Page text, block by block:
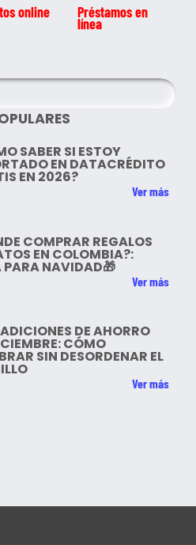
online Préstamos en
línea
SABER SI ESTOY
EN DATACRÉDITO
EN 2026?
Ver más
COMPRAR REGALOS
EN COLOMBIA?:
PARA NAVIDAD🎁
Ver más
DE AHORRO
CÓMO
SIN DESORDENAR EL
Ver más